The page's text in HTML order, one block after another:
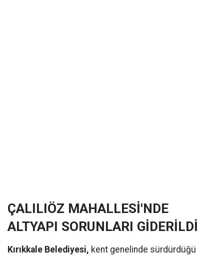
ÇALILIÖZ MAHALLESİ'NDE
ALTYAPI SORUNLARI GİDERİLDİ
Kırıkkale Belediyesi, kent genelinde sürdürdüğü